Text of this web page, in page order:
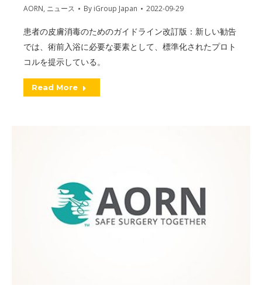
AORN, ニュース By iGroup Japan 2022-09-29
患者の皮膚消毒のためのガイドライン改訂版：新しい勧告
では、術前入浴に必要な要素として、標準化されたプロト
コルを提示している。
Read More